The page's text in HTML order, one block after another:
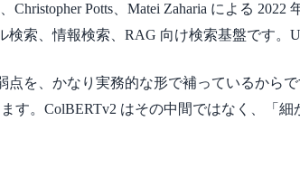
Christopher Potts、Matei Zaharia による
検索、情報検索、RAG 向け検索基盤です。
を、かなり実務的な形で補っているから
す。ColBERTv2 はその中間ではなく、「